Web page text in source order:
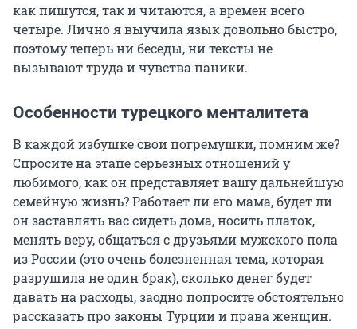
как пишутся, так и читаются, а времен всего
четыре. Лично я выучила язык довольно быстро,
поэтому теперь ни беседы, ни тексты не
вызывают труда и чувства паники.
Особенности турецкого менталитета
В каждой избушке свои погремушки, помним же?
Спросите на этапе серьезных отношений у
любимого, как он представляет вашу дальнейшую
семейную жизнь? Работает ли его мама, будет ли
он заставлять вас сидеть дома, носить платок,
менять веру, общаться с друзьями мужского пола
из России (это очень болезненная тема, которая
разрушила не один брак), сколько денег будет
давать на расходы, заодно попросите обстоятельно
рассказать про законы Турции и права женщин.